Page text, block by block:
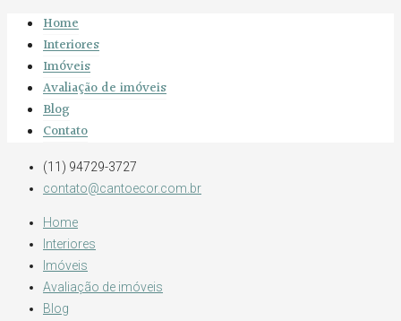
Home
Interiores
Imóveis
Avaliação de imóveis
Blog
Contato
(11) 94729-3727
contato@cantoecor.com.br
Home
Interiores
Imóveis
Avaliação de imóveis
Blog